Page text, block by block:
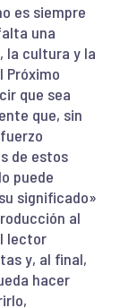
es siempre
una
la cultura y la
Próximo
que sea
que, sin
de estos
puede
significado»
al
lector
y, al final,
hacer